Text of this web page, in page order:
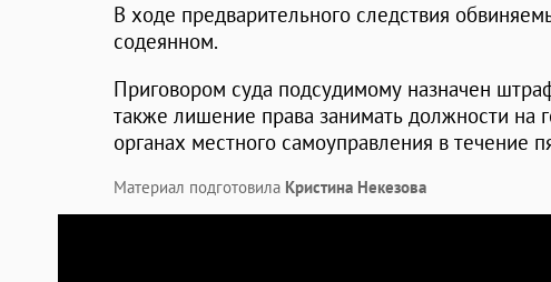
В ходе предварительного следствия
содеянном.
Приговором суда подсудимому назначен
также лишение права занимать должности на
органах местного самоуправления в течение
Материал подготовила Кристина Некезова